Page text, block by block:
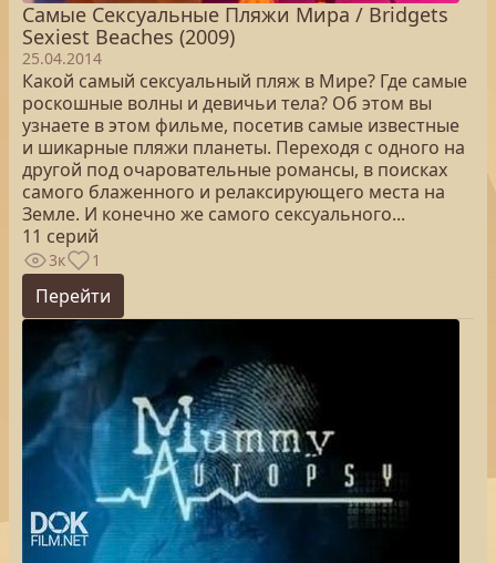
Самые Сексуальные Пляжи Мира / Bridgets
Sexiest Beaches (2009)
25.04.2014
Какой самый сексуальный пляж в Мире? Где самые
роскошные волны и девичьи тела? Об этом вы
узнаете в этом фильме, посетив самые известные
и шикарные пляжи планеты. Переходя с одного на
другой под очаровательные романсы, в поисках
самого блаженного и релаксирующего места на
Земле. И конечно же самого сексуального...
11 серий
3к 1
Перейти